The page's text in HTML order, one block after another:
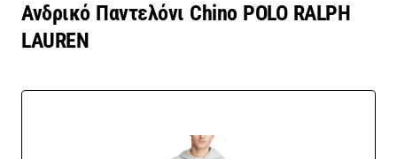
Ανδρικό Παντελόνι Chino POLO RALPH
LAUREN